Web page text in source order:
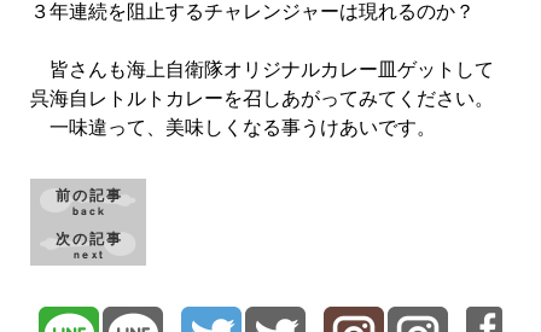
３年連続を阻止するチャレンジャーは現れるのか？
皆さんも海上自衛隊オリジナルカレー皿ゲットして
呉海自レトルトカレーを召しあがってみてください。
一味違って、美味しくなる事うけあいです。
前の記事
back
次の記事
next